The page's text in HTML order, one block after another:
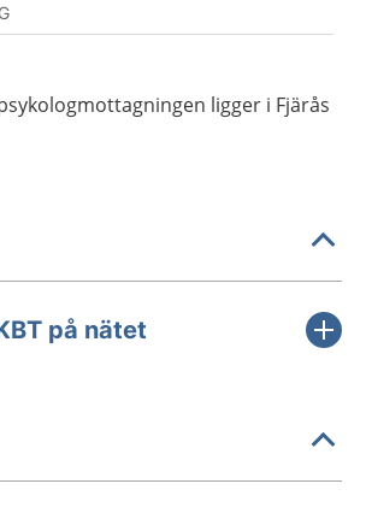
ligger i Fjärås
på nätet